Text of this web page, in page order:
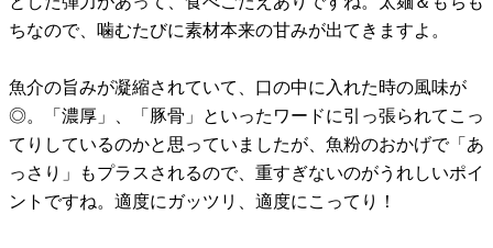
ちなので、噛むたびに素材本来の甘みが出てきますよ。
魚介の旨みが凝縮されていて、口の中に入れた時の風味が
◎。「濃厚」、「豚骨」といったワードに引っ張られてこっ
てりしているのかと思っていましたが、魚粉のおかげで「あ
っさり」もプラスされるので、重すぎないのがうれしいポイ
ントですね。適度にガッツリ、適度にこってり！